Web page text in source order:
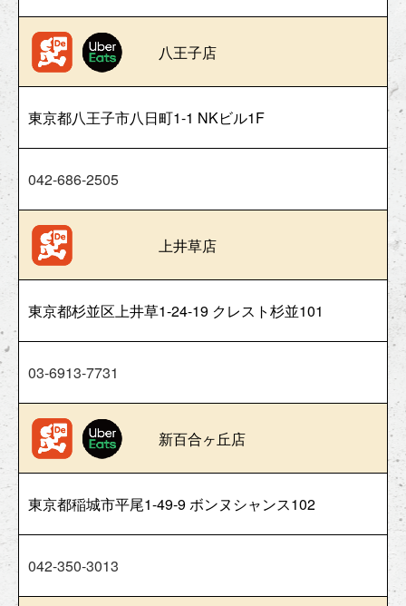
八王子店
東京都八王子市八日町1-1 NKビル1F
042-686-2505
上井草店
東京都杉並区上井草1-24-19 クレスト杉並101
03-6913-7731
新百合ヶ丘店
東京都稲城市平尾1-49-9 ボンヌシャンス102
042-350-3013